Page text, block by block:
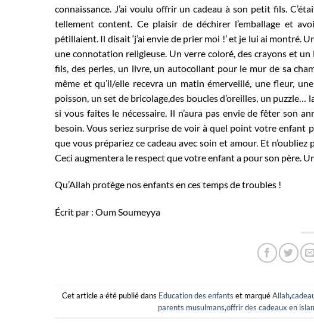
connaissance. J’ai voulu offrir un cadeau à son petit fils.
tellement content. Ce plaisir de déchirer l’emballage et
pétillaient. Il disait ‘j’ai envie de prier moi !’ et je lui ai montré.
une connotation religieuse. Un verre coloré, des crayons et
fils, des perles, un livre, un autocollant pour le mur de sa
même et qu’il/elle recevra un matin émerveillé, une fleur,
poisson, un set de bricolage,des boucles d’oreilles, un
si vous faites le nécessaire. Il n’aura pas envie de fêter son
besoin. Vous seriez surprise de voir à quel point votre enfant
que vous prépariez ce cadeau avec soin et amour. Et
Ceci augmentera le respect que votre enfant a pour son père.
Qu’Allah protège nos enfants en ces temps de troubles !
Écrit par : Oum Soumeyya
Cet article a été publié dans Education des enfants et marquéAllah,
parents musulmans,offrir des cadeaux en